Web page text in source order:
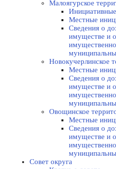
Малоягурское
Местные
Сведения о
имуществе и
Новокучерлинское
Местные
Сведения о
имуществе и
Овощинское
Местные
Сведения о
имуществе и
Совет округа